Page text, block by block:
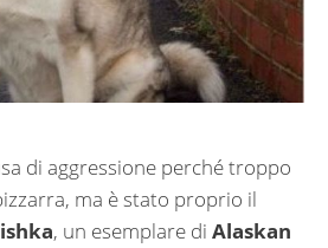
di aggressione perché troppo
ma è stato proprio il
, un esemplare di Alaskan